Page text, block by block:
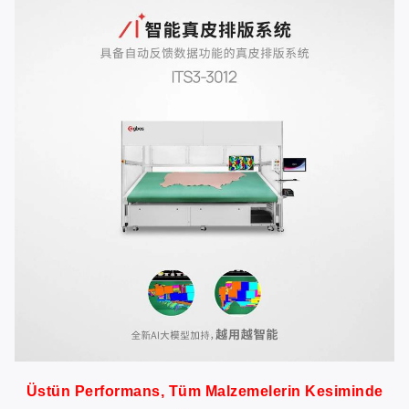
Üstün Performans, Tüm Malzemelerin Kesiminde